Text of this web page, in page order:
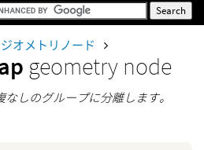
ジオメトリノード
geometry node
しのグループに分離します。